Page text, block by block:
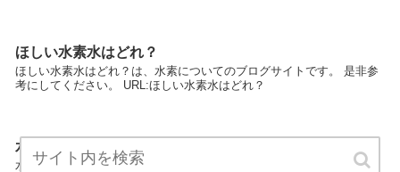
ほしい水素水はどれ？
ほしい水素水はどれ？は、水素についてのブログサイトです。 是非参
考にしてください。 URL:ほしい水素水はどれ？
水素水の美容効果を語ろう
水素水の美容効果を語ろうは、水素についてのブログサイトです。 是